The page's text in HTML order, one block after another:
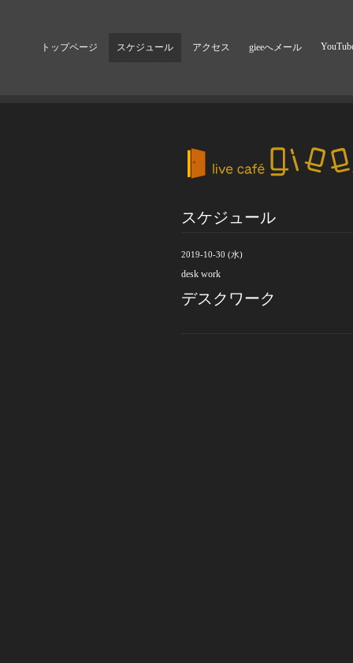
トップページ スケジュール アクセス gieeへメール
スケジュール
2019-10-30 (水)
desk work
デスクワーク